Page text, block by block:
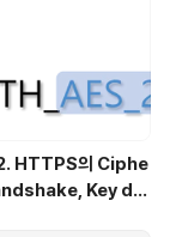
HTTPS의 Ciphe
Key de